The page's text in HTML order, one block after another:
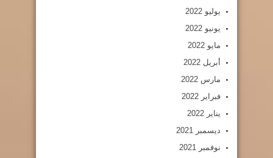
يوليو 2022
يونيو 2022
مايو 2022
أبريل 2022
مارس 2022
فبراير 2022
يناير 2022
ديسمبر 2021
نوفمبر 2021